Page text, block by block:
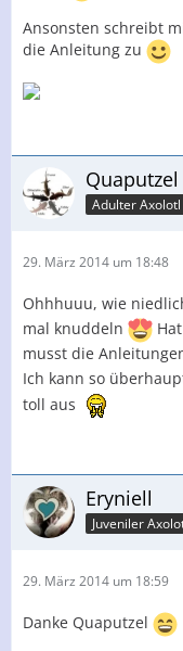
Ansonsten schreibt
die Anleitung zu
Quaputzel
Adulter Axolotl
29. März 2014 um 18:48
Ohhhuuu, wie
mal knuddeln
musst die
Ich kann so
toll aus
Eryniell
Juveniler
29. März 2014 um 18:59
Danke Quaputzel